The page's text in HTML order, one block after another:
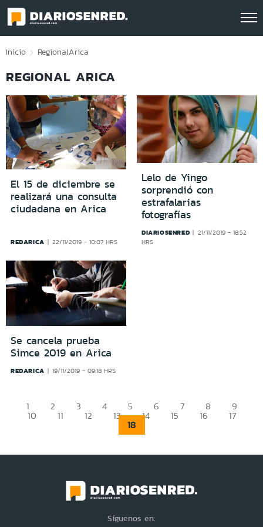
Click acá para ir directamente al contenido
Inicio RegionalArica
REGIONAL ARICA
El 15 de diciembre se
realizará una consulta
ciudadana en Arica
REDARICA 22/11/2019 - 10:07 HRS
Lelo de Yingo
sorprendió con
estrafalarias
fotografías
DIARIOSENRED
21/11/2019 - 18:52
HRS
Se cancela prueba
Simce 2019 en Arica
REDARICA 19/11/2019 - 09:18 HRS
1 2 3 4 5 6 7 8 9
10 11 12 13 14 15 16 17
18
Síguenos en: